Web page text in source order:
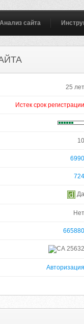
Анализ сайта
25 лет
Истек срок регистрации
10
6990
724
Да
Нет
665880
25632
Авторизация